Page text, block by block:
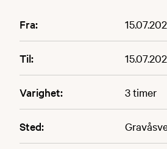
Fra:
Til:
Varighet: 3 timer
Sted: